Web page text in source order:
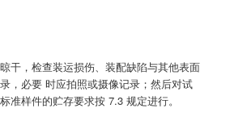
干，检查装运损伤、装配缺陷与其他表面
，必要 时应拍照或摄像记录；然后对试
准样件的贮存要求按 7.3 规定进行。